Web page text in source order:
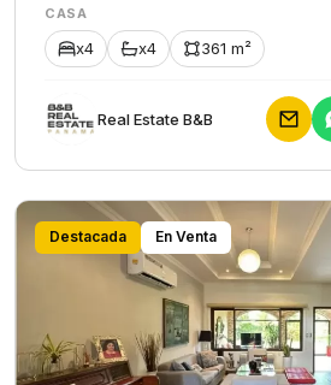
CASA
x4 x4 361 m²
Rеаl Еstаtе В&В
Destacada En Venta